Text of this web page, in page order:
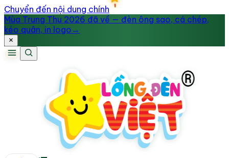
Chuyển đến nội dung chính
Mùa Trung Thu 2026 đã về — đèn ông sao, cá chép,
kéo quân, in logo →